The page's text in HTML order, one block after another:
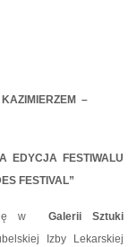
–
EDYCJA FESTIWALU
FESTIVAL”
w
Galerii Sztuki
Izby Lekarskiej